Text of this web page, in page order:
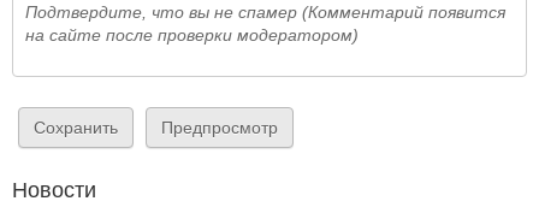
Подтвердите, что вы не спамер (Комментарий появится
на сайте после проверки модератором)
Новости